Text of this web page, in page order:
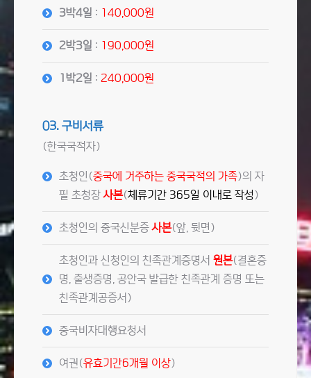
3박4일 : 140,000원
2박3일 : 190,000원
1박2일 : 240,000원
03. 구비서류
(한국국적자)
초청인(중국에 거주하는 중국국적의 가족)의 자
필 초청장사본(체류기간 365일 이내로 작성)
초청인의 중국신분증사본(앞, 뒷면)
초청인과 신청인의 친족관계증명서 원본(결혼증
명, 출생증명, 공안국 발급한 친족관계 증명 또는
친족관계공증서)
중국비자대행요청서
여권(유효기간6개월 이상)